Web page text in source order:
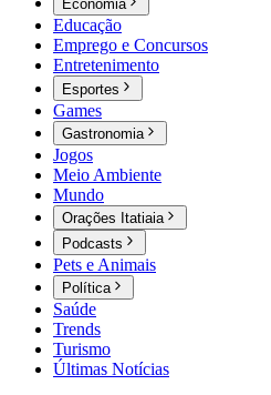
Economia
Educação
Emprego e Concursos
Entretenimento
Esportes
Games
Gastronomia
Jogos
Meio Ambiente
Mundo
Orações Itatiaia
Podcasts
Pets e Animais
Política
Saúde
Trends
Turismo
Últimas Notícias